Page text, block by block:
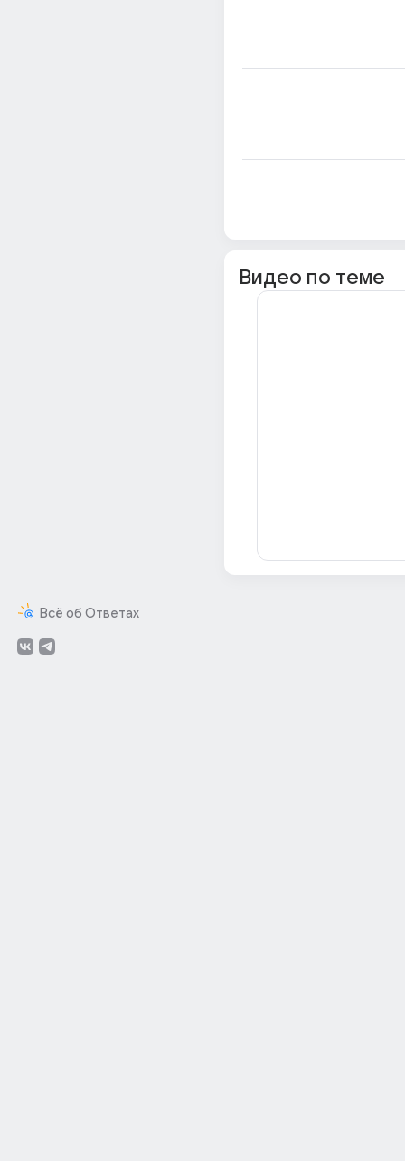
Всё об Ответах
Видео по теме